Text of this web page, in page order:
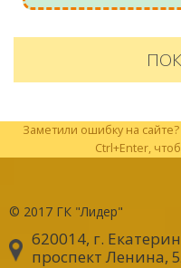
Заметили ошибку на
Ctrl+Enter,
© 2017 ГК "Лидер"
620014, г.
проспект Ленина,